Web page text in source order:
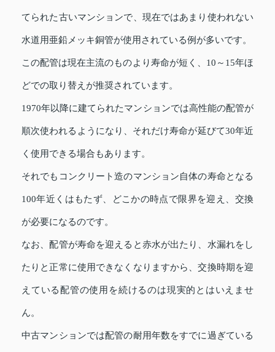
てられた古いマンションで、現在ではあまり使われない
水道用亜鉛メッキ銅管が使用されている例が多いです。
この配管は現在主流のものより寿命が短く、10～15年ほ
どでの取り替えが推奨されています。
1970年以降に建てられたマンションでは高性能の配管が
順次使われるようになり、それだけ寿命が延びて30年近
く使用できる場合もあります。
それでもコンクリート造のマンション自体の寿命となる
100年近くはもたず、どこかの時点で限界を迎え、交換
が必要になるのです。
なお、配管が寿命を迎えると赤水が出たり、水漏れをし
たりと正常に使用できなくなりますから、交換時期を迎
えている配管の使用を続けるのは現実的とはいえませ
ん。
中古マンションでは配管の耐用年数をすでに過ぎている